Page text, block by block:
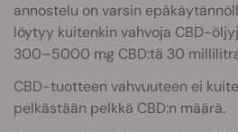
annostelu on varsin
löytyy kuitenkin vahvoja CBD-
300–5000 mg CBD:tä 30
CBD-tuotteen vahvuuteen ei
pelkästään pelkkä CBD:n määrä.